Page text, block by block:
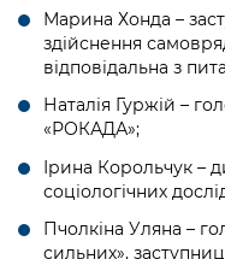
Промисловість і
Підприємства,
Річні звіти
Гендерна політика
Іноземцям / For
Пам'ятки
Портал
Безбар'єрність
Портал послуг
адміністрації
«Ініціатива
Уряд» – місцевий
Важливе під час
публічну
Інформація для
Про відкриті дані
Портал даних
media
Марина Хонда –
здійснення
відповідальна з
Наталія Гуржій –
«РОКАДА»;
Ірина Корольчук –
соціологічних
Пчолкіна Уляна –
сильних»,